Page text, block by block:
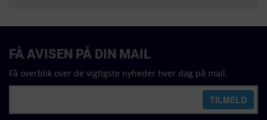
FÅ AVISEN PÅ DIN MAIL
Få overblik over de vigtigste nyheder hver dag på mail.